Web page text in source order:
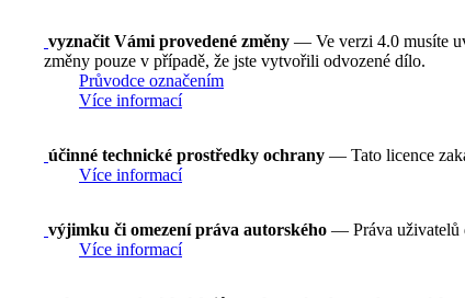
vyznačit Vámi provedené změny — Ve verzi 4.0 musíte
změny pouze v případě, že jste vytvořili odvozené dílo.
Průvodce označením
Více informací
účinné technické prostředky ochrany — Tato licence
Více informací
výjimku či omezení práva autorského — Práva uživatelů
Více informací